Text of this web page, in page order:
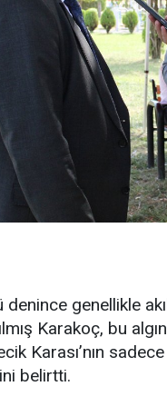
denince genellikle
Karakoç, bu
Karası’nın
belirtti.